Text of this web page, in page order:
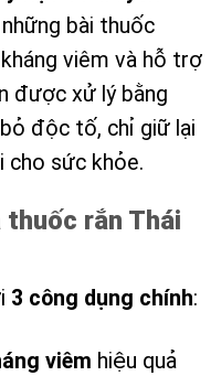
bài thuốc
viêm và hỗ trợ
được xử lý bằng
độc tố, chỉ giữ lại
cho sức khỏe.
thuốc rắn Thái
3 công dụng chính:
viêm hiệu quả